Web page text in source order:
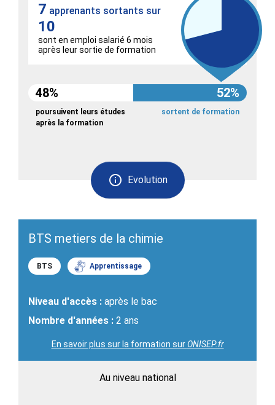
Evolution
7 apprenants sortants sur
10
sont en emploi salarié 6 mois
après leur sortie de formation
48% 52%
poursuivent leurs études
après la formation
sortent de formation
BTS metiers de la chimie
BTS Apprentissage
Niveau d'accès : après le bac
Nombre d'années : 2 ans
En savoir plus sur la formation surONISEP.fr
Au niveau national